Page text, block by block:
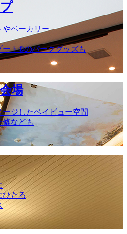
やベーカリー
ート®のパークグッズも
場
ジしたベイビュー空間
修なども
ひたる